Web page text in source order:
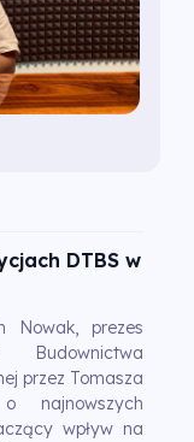
DTBS w
Nowak, prezes
Budownictwa
przez Tomasza
najnowszych
wpływ na